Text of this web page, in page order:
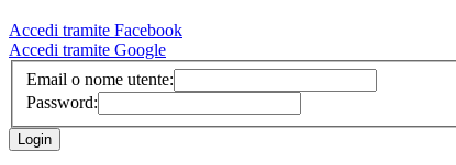
Accedi tramite Facebook
Accedi tramite Google
Email o nome utente:
Password: